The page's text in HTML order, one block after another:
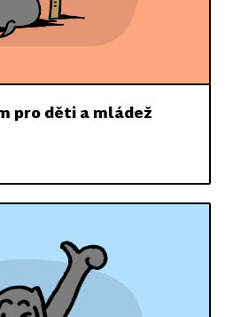
pro děti a mládež